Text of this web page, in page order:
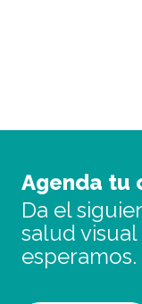
Agenda tu
Da el
salud visual
esperamos.